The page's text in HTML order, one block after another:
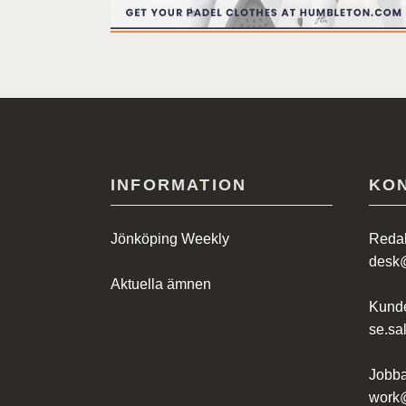
INFORMATION
Jönköping Weekly
Aktuella ämnen